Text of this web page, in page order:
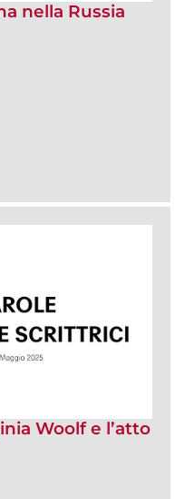
nella Russia
Woolf e l’atto